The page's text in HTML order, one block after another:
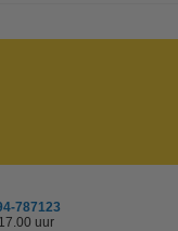
787123
uur